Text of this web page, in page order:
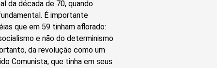
da década de 70, quando
É importante
que em 59 tinham aflorado:
e não do determinismo
da revolução como um
Comunista, que tinha em seus